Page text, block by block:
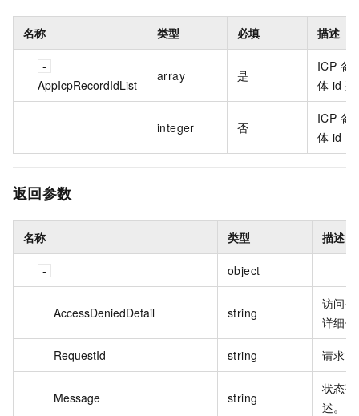
名称 类型 必填 描述
AppIcpRecordIdList
array 是
ICP 备
体 id
integer 否
ICP 备
体 id
返回参数
名称 类型 描述
object
AccessDeniedDetail string
访问
详细
RequestId string 请求
Message string
状态
述。